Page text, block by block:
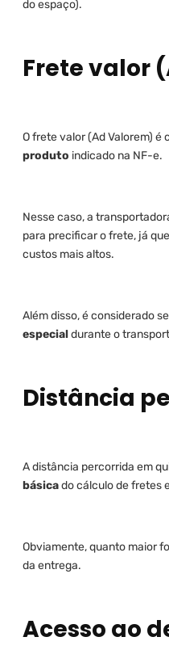
do espaço).
Frete valor
O frete valor (Ad Valorem) é
produto indicado na NF-e.
Nesse caso, a
para precificar o frete, já
custos mais altos.
Além disso, é considerado
especialdurante o
Distância
A distância percorrida em
básicado cálculo de fretes
Obviamente, quanto maior
da entrega.
Acesso ao